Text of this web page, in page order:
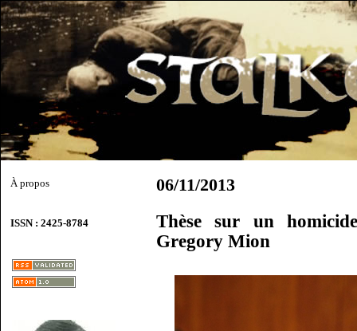
À propos
ISSN : 2425-8784
06/11/2013
Thèse sur un
Gregory Mion